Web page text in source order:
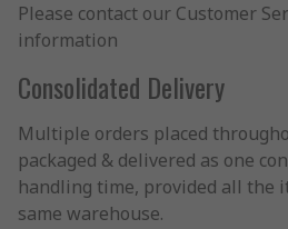
Please contact our Customer
information
Consolidated Delivery
Multiple orders placed
packaged & delivered as one
handling time, provided all the
same warehouse.